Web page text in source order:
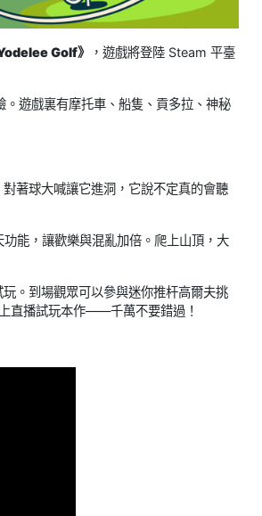
Golf》
，遊戲將登陸 Steam 平臺
遊戲裏有摩托車、船隻、貢多拉、神秘
著球大喊讓它進洞，它說不定真的會聽
能，讓歡樂與混亂加倍。爬上山頂，大
。到場觀眾可以參與迷你推杆高爾夫挑
直播試玩本作——千萬不要錯過！